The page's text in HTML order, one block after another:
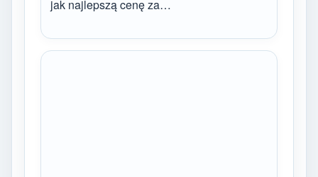
jak najlepszą cenę za…